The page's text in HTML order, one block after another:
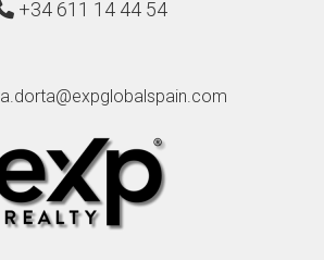
+34 611 14 44 54